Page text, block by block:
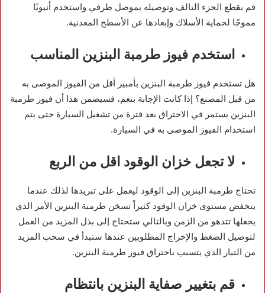
قم بقطع الجزء التالف وتوصيله بموصل طرفي واستخدم أنبوبًا
مموجًا لحماية الأسلاك وإبعادها عن الأسطح المعدنية.
استخدم فيوز طرمبة البنزين المناسب
هل تستخدم فيوز طرمبة البنزين بأمبير أقل من الفيوز الموصى به
من قبل المصنع؟ إذا كانت الإجابة بنعم، فسيضمن هذا أن فيوز طرمبة
البنزين يستمر في الاحتراق بعد فترة من تشغيل السيارة حتى يتم
استخدام الفيوز الموصى به في السيارة.
لا تجعل خزان الوقود اقل من الربع
تحتاج طرمبة البنزين إلى الوقود ليعمل على تبريدها لذلك عندما
ينخفض مستوى خزان الوقود كثيراً تسخن طرمبة البنزين الأمر الذي
يجعلها تتدهو من الزمن وبالتالي ستحتاج إلى بذل المزيد من العمل
لتوصيل الضغط والإخراج المطلوبين عندها ستبدأ في سحب المزيد
من التيار الذي يتسبب باحتراق فيوز طرمبة البنزين.
قم بتغيير صفاية البنزين بانتظام